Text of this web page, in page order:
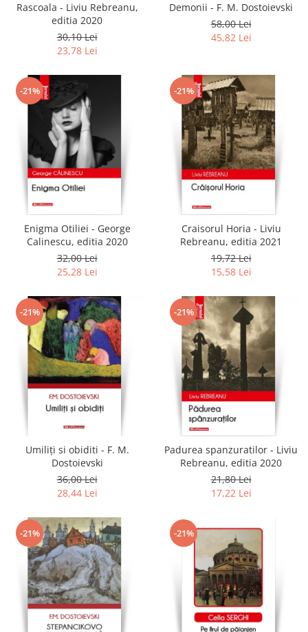
Rascoala - Liviu Rebreanu,
editia 2020
30,10 Lei
23,78 Lei
Demonii - F. M. Dostoievski
58,00 Lei
45,82 Lei
-21%
Enigma Otiliei - George
Calinescu, editia 2020
32,00 Lei
25,28 Lei
-21%
Craisorul Horia - Liviu
Rebreanu, editia 2021
19,72 Lei
15,58 Lei
-21%
Umiliți si obiditi - F. M.
Dostoievski
36,00 Lei
28,44 Lei
-21%
Padurea spanzuratilor - Liviu
Rebreanu, editia 2020
21,80 Lei
17,22 Lei
-21% -21%